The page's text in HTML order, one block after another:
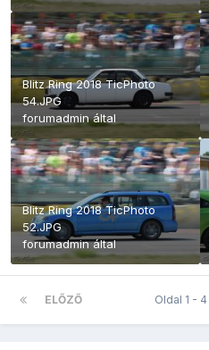
Blitz Ring 2018 TicPhoto
54.JPG
forumadmináltal
Blitz Ring 2018 TicPhoto
52.JPG
forumadmináltal
ELŐZŐ Oldal 1 - 4